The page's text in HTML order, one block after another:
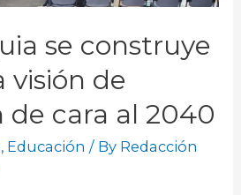
se construye
visión de
de cara al 2040
, Educación / By Redacción